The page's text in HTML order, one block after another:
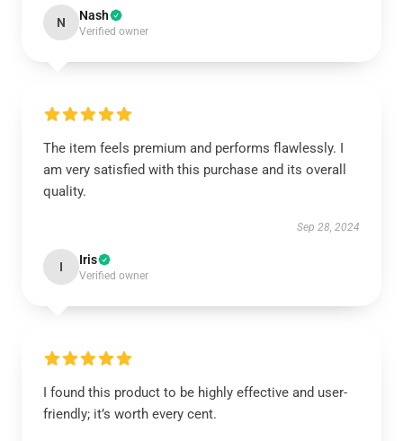
N Nash
Verified owner
The item feels premium and performs flawlessly. I
am very satisfied with this purchase and its overall
quality.
Sep 28, 2024
I Iris
Verified owner
I found this product to be highly effective and user-
friendly; it’s worth every cent.